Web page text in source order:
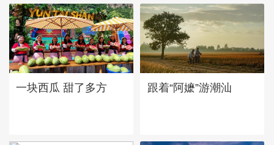
一块西瓜 甜了多方 跟着“阿嬷”游潮汕